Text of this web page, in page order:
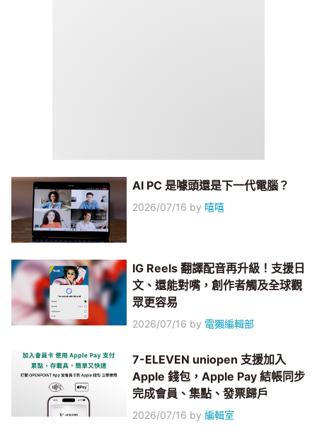
AI PC 是噱頭還是下一代電腦？
2026/07/16 by 嘻嘻
IG Reels 翻譯配音再升級！支援日
文、還能對嘴，創作者觸及全球觀
眾更容易
2026/07/16 by 電獺編輯部
7-ELEVEN uniopen 支援加入
Apple 錢包，Apple Pay 結帳同步
完成會員、集點、發票歸戶
2026/07/16 by編輯室